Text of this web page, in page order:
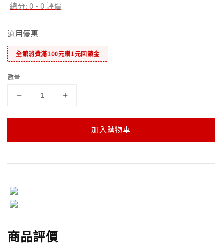
總分:0 -0評價
適用優惠
全館消費滿100元贈1元回饋金
數量
加入購物車
商品評價